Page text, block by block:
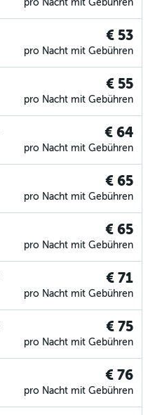
pro Nacht mit Gebühren
€ 53
pro Nacht mit Gebühren
€ 55
pro Nacht mit Gebühren
€ 64
pro Nacht mit Gebühren
€ 65
pro Nacht mit Gebühren
€ 65
pro Nacht mit Gebühren
€ 71
pro Nacht mit Gebühren
€ 75
pro Nacht mit Gebühren
€ 76
pro Nacht mit Gebühren